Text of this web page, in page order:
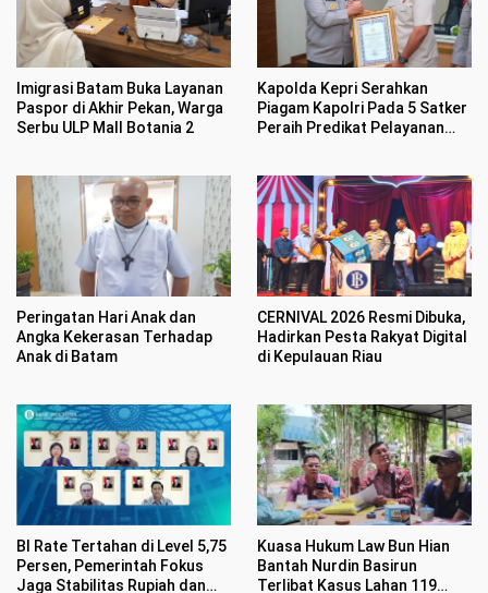
Imigrasi Batam Buka Layanan
Paspor di Akhir Pekan, Warga
Serbu ULP Mall Botania 2
Kapolda Kepri Serahkan
Piagam Kapolri Pada 5 Satker
Peraih Predikat Pelayanan
Peringatan Hari Anak dan
Angka Kekerasan Terhadap
Anak di Batam
CERNIVAL 2026 Resmi Dibuka,
Hadirkan Pesta Rakyat Digital
di Kepulauan Riau
BI Rate Tertahan di Level 5,75
Persen, Pemerintah Fokus
Jaga Stabilitas Rupiah dan
Kuasa Hukum Law Bun Hian
Bantah Nurdin Basirun
Terlibat Kasus Lahan 119